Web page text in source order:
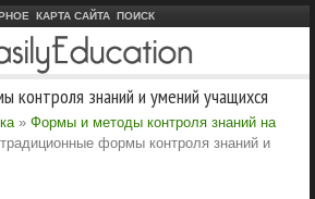
КАРТА САЙТА ПОИСК
знаний и умений учащихся
» Формы и методы контроля знаний на
формы контроля знаний и